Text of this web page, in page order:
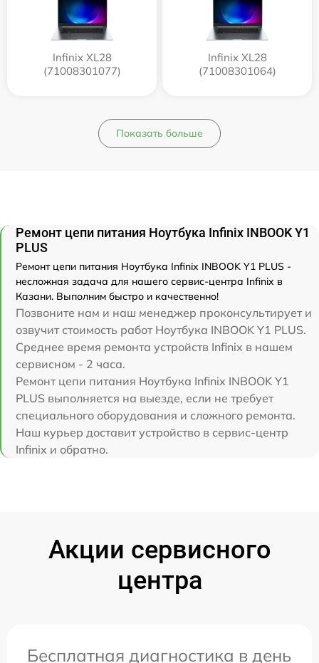
Infinix XL28
(71008301077)
Infinix XL28
(71008301064)
Показать больше
Ремонт цепи питания Ноутбука Infinix INBOOK Y1
PLUS
Ремонт цепи питания Ноутбука Infinix INBOOK Y1 PLUS -
несложная задача для нашего сервис-центра Infinix в
Казани. Выполним быстро и качественно!
Позвоните нам и наш менеджер проконсультирует и
озвучит стоимость работ Ноутбука INBOOK Y1 PLUS.
Среднее время ремонта устройств Infinix в нашем
сервисном - 2 часа.
Ремонт цепи питания Ноутбука Infinix INBOOK Y1
PLUS выполняется на выезде, если не требует
специального оборудования и сложного ремонта.
Наш курьер доставит устройство в сервис-центр
Infinix и обратно.
Акции сервисного
центра
Бесплатная диагностика в день